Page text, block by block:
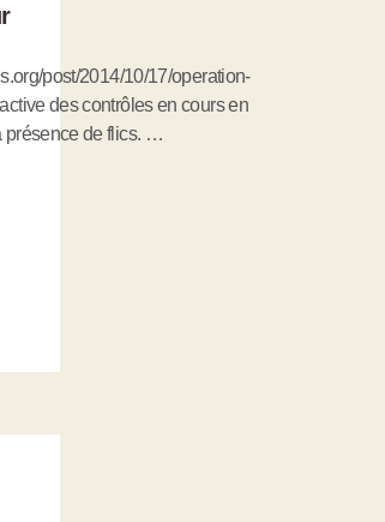
post/2014/10/17/operation-
des contrôles en cours en
présence de flics. …